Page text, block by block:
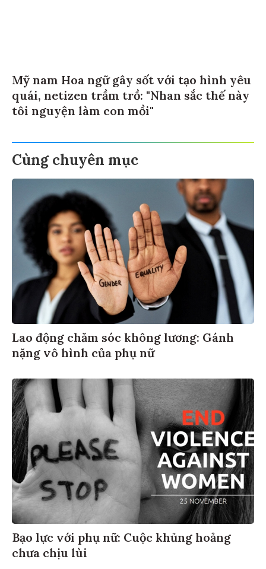
Mỹ nam Hoa ngữ gây sốt với tạo hình yêu
quái, netizen trầm trồ: "Nhan sắc thế này
tôi nguyện làm con mồi"
Cùng chuyên mục
Lao động chăm sóc không lương: Gánh
nặng vô hình của phụ nữ
Bạo lực với phụ nữ: Cuộc khủng hoảng
chưa chịu lùi